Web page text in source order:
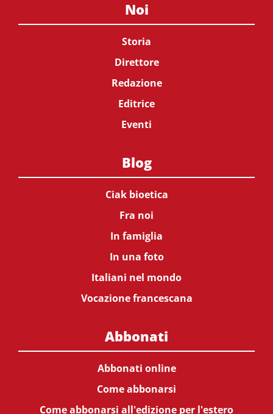
Noi
Storia
Direttore
Redazione
Editrice
Eventi
Blog
Ciak bioetica
Fra noi
In famiglia
In una foto
Italiani nel mondo
Vocazione francescana
Abbonati
Abbonati online
Come abbonarsi
Come abbonarsi all'edizione per l'estero